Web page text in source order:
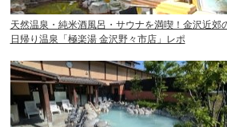
天然温泉・純米酒風呂・サウナを満喫！金沢近郊
日帰り温泉「極楽湯 金沢野々市店」レポ